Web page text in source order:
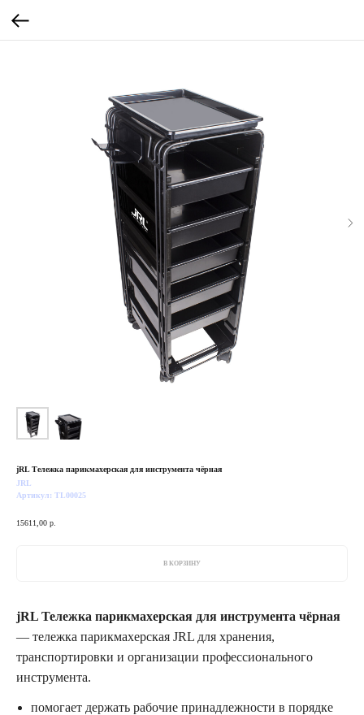
jRL Тележка парикмахерская для инструмента чёрная
JRL
Артикул: TL00025
15611,00 р.
В КОРЗИНУ
jRL Тележка парикмахерская для инструмента чёрная
— тележка парикмахерская JRL для хранения,
транспортировки и организации профессионального
инструмента.
помогает держать рабочие принадлежности в порядке